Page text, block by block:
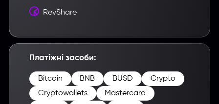
RevShare
Платіжні засоби:
Bitcoin BNB BUSD
Crypto
Cryptowallets
Mastercard